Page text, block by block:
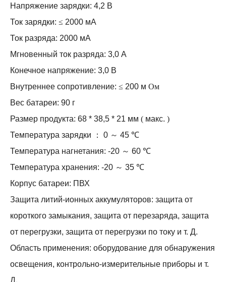
Напряжение зарядки: 4,2 В
Ток зарядки: ≤ 2000 мА
Ток разряда: 2000 мА
Мгновенный ток разряда: 3,0 А
Конечное напряжение: 3,0 В
Внутреннее сопротивление: ≤ 200 м Ом
Вес батареи: 90 г
Размер продукта: 68 * 38,5 * 21 мм ( макс. )
Температура зарядки
： 0 ～ 45 ℃
Температура нагнетания: -20 ～ 60 ℃
Температура хранения: -20 ～ 35 ℃
Корпус батареи: ПВХ
Защита литий-ионных аккумуляторов: защита от
короткого замыкания, защита от перезаряда, защита
от перегрузки, защита от перегрузки по току и т. Д.
Область применения: оборудование для обнаружения
освещения, контрольно-измерительные приборы и т.
Д.